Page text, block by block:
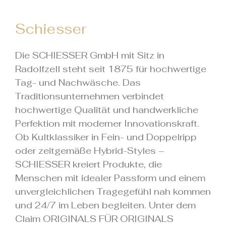
Schiesser
Die SCHIESSER GmbH mit Sitz in
Radolfzell steht seit 1875 für hochwertige
Tag- und Nachwäsche. Das
Traditionsunternehmen verbindet
hochwertige Qualität und handwerkliche
Perfektion mit moderner Innovationskraft.
Ob Kultklassiker in Fein- und Doppelripp
oder zeitgemäße Hybrid-Styles –
SCHIESSER kreiert Produkte, die
Menschen mit idealer Passform und einem
unvergleichlichen Tragegefühl nah kommen
und 24/7 im Leben begleiten. Unter dem
Claim ORIGINALS FÜR ORIGINALS